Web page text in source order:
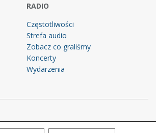
RADIO
Częstotliwości
Strefa audio
Zobacz co graliśmy
Koncerty
Wydarzenia